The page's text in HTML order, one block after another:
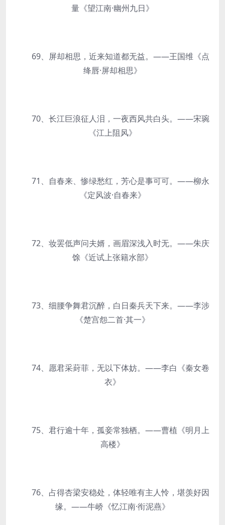
量《望江南·幽州九日》
69、屏却相思，近来知道都无益。——王国维《点
绛唇·屏却相思》
70、长江巨浪征人泪，一夜西风共白头。——宋琬
《江上阻风》
71、自春来、惨绿愁红，芳心是事可可。——柳永
《定风波·自春来》
72、妆罢低声问夫婿，画眉深浅入时无。——朱庆
馀《近试上张籍水部》
73、细腰争舞君沉醉，白日秦兵天下来。——李涉
《楚宫怨二首·其一》
74、愿君采葑菲，无以下体妨。——李白《秦女卷
衣》
75、君行逾十年，孤妾常独栖。——曹植《明月上
高楼》
76、占得杏梁安稳处，体轻唯有主人怜，堪羡好因
缘。——牛峤《忆江南·衔泥燕》